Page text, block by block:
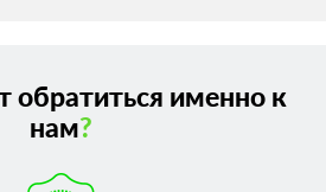
обратиться именно к
нам?